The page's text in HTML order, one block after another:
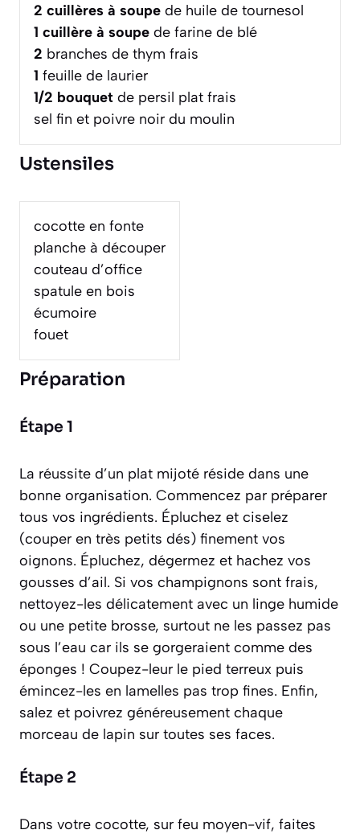
2 cuillères à soupe de huile de tournesol
1 cuillère à soupe de farine de blé
2 branches de thym frais
1 feuille de laurier
1/2 bouquet de persil plat frais
sel fin et poivre noir du moulin
Ustensiles
cocotte en fonte
planche à découper
couteau d’office
spatule en bois
écumoire
fouet
Préparation
Étape 1
La réussite d’un plat mijoté réside dans une
bonne organisation. Commencez par préparer
tous vos ingrédients. Épluchez et ciselez
(couper en très petits dés) finement vos
oignons. Épluchez, dégermez et hachez vos
gousses d’ail. Si vos champignons sont frais,
nettoyez-les délicatement avec un linge humide
ou une petite brosse, surtout ne les passez pas
sous l’eau car ils se gorgeraient comme des
éponges ! Coupez-leur le pied terreux puis
émincez-les en lamelles pas trop fines. Enfin,
salez et poivrez généreusement chaque
morceau de lapin sur toutes ses faces.
Étape 2
Dans votre cocotte, sur feu moyen-vif, faites